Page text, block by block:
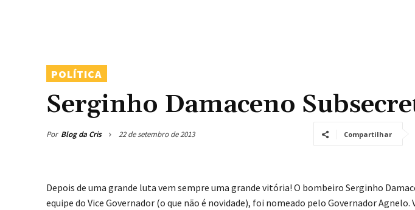
POLÍTICA
Serginho Damaceno
Por Blog da Cris 22 de setembro de 2013 Compartilhar
Depois de uma grande luta vem sempre uma grande vitória! O bombeiro Serginho
equipe do Vice Governador (o que não é novidade), foi nomeado pelo Governador Agnelo.